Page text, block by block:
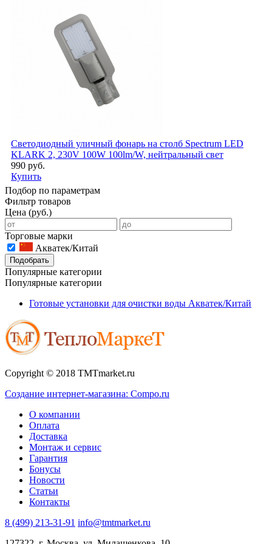
Светодиодный уличный фонарь на столб Spectrum LED
KLARK 2, 230V 100W 100lm/W, нейтральный свет
990 руб.
Купить
Подбор по параметрам
Фильтр товаров
Цена (руб.)
Торговые марки
Акватек/Китай
Подобрать
Популярные категории
Популярные категории
Готовые установки для очистки воды Акватек/Китай
Copyright © 2018 TMTmarket.ru
Создание интернет-магазина: Compo.ru
О компании
Оплата
Доставка
Монтаж и сервис
Гарантия
Бонусы
Новости
Статьи
Контакты
8 (499) 213-31-91 info@tmtmarket.ru